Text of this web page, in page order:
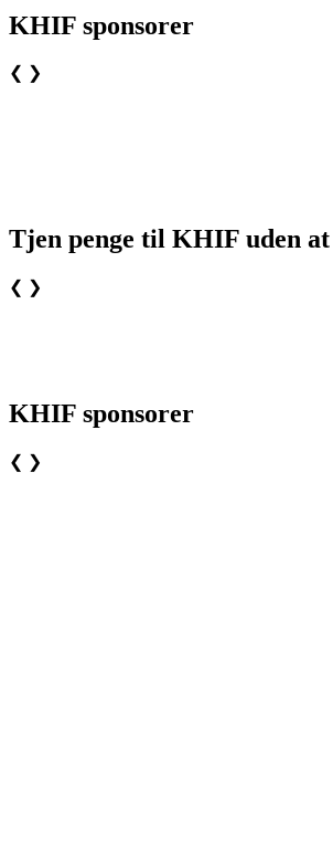
KHIF sponsorer
❮ ❯
Tjen penge til KHIF uden
❮ ❯
KHIF sponsorer
❮ ❯